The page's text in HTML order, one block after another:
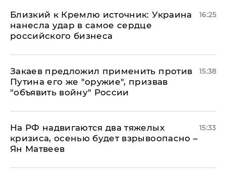
Близкий к Кремлю источник: Украина
нанесла удар в самое сердце
российского бизнеса
16:25
Закаев предложил применить против
Путина его же "оружие", призвав
"объявить войну" России
15:38
На РФ надвигаются два тяжелых
кризиса, осенью будет взрывоопасно –
Ян Матвеев
15:33